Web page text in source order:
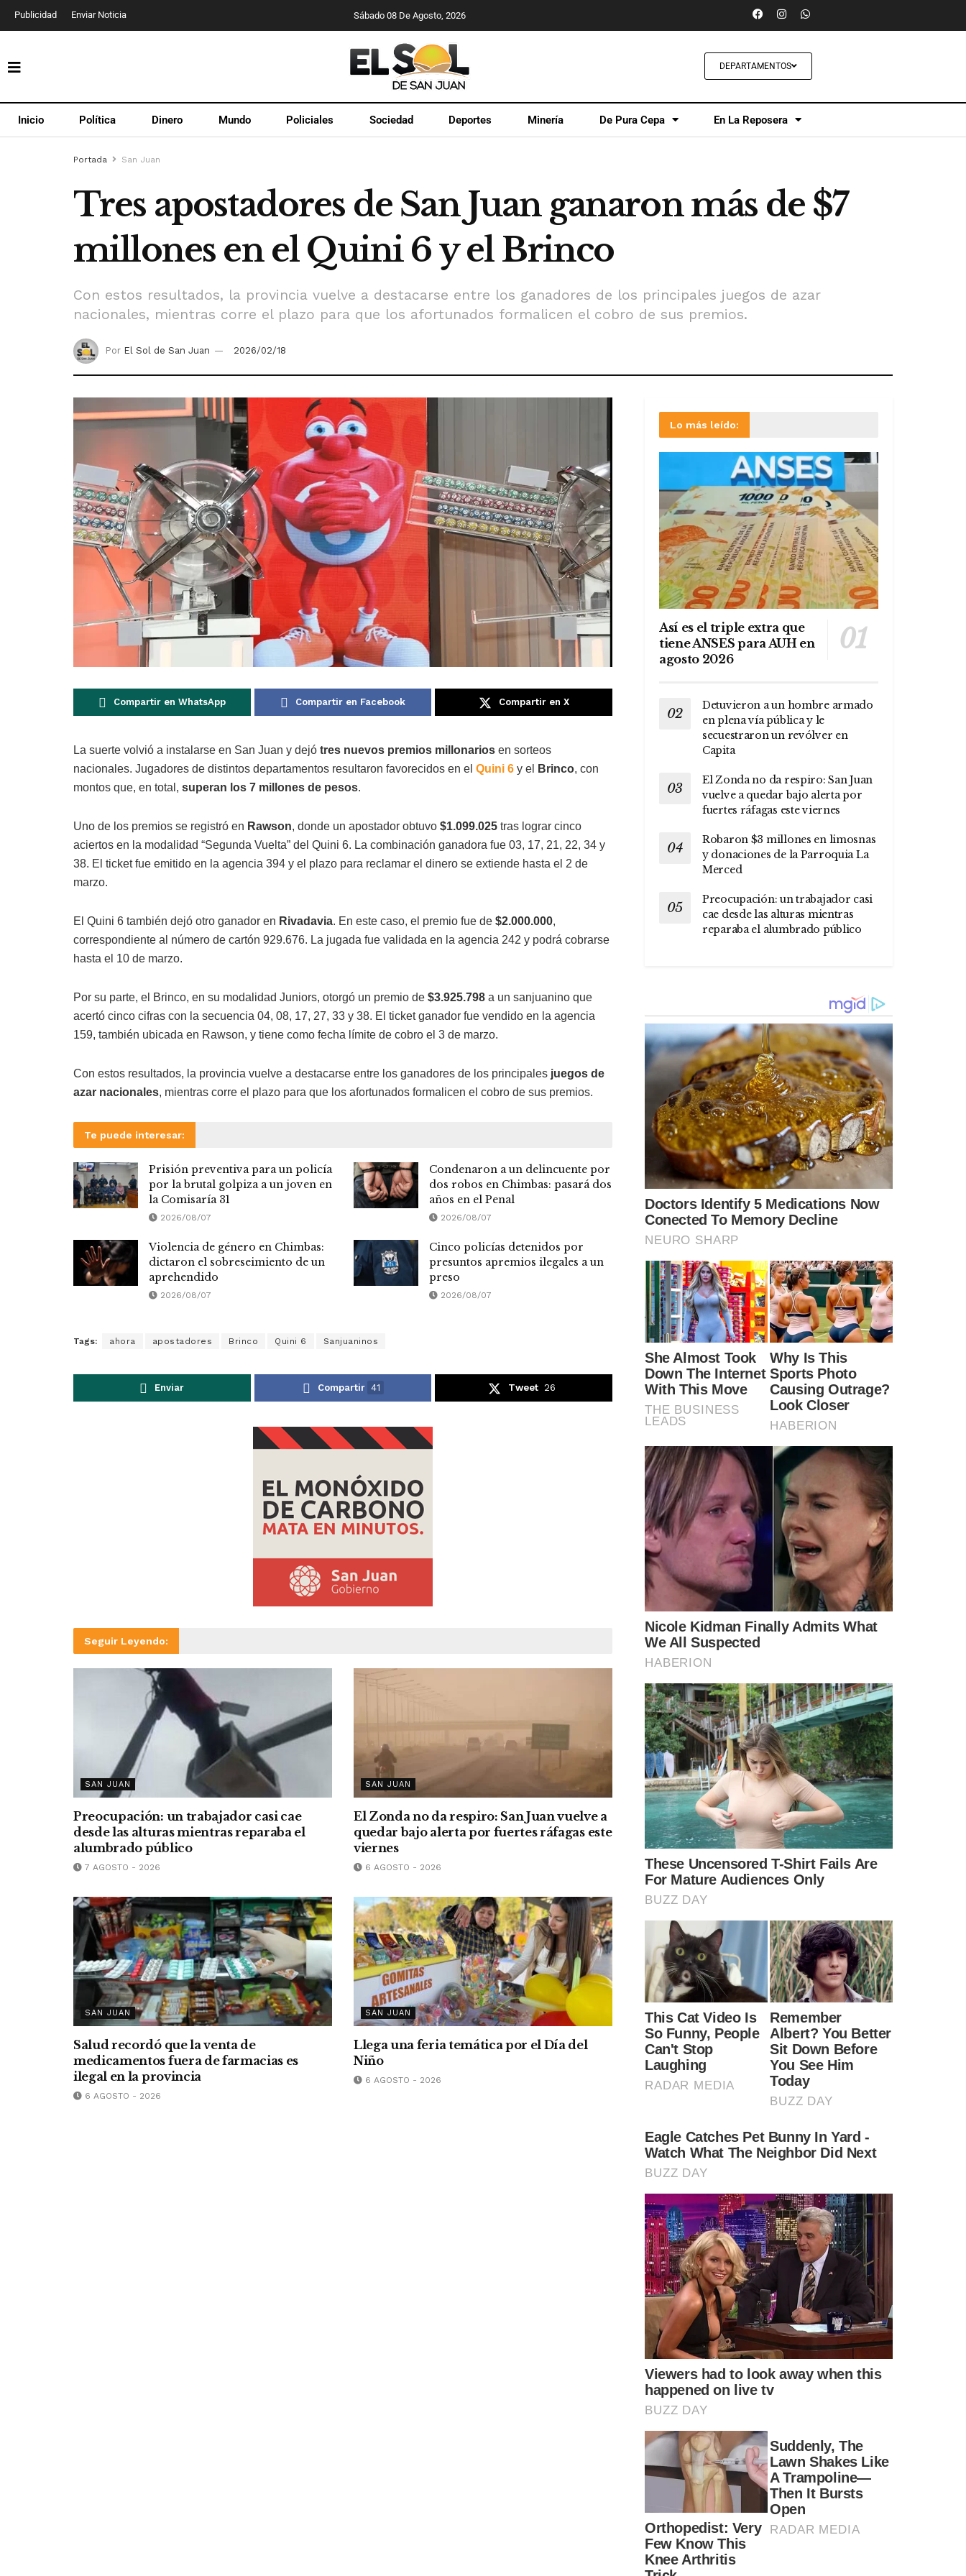
Publicidad Enviar Noticia Sábado 08 De Agosto, 2026
DEPARTAMENTOS
Inicio Política Dinero Mundo Policiales Sociedad Deportes Minería De Pura Cepa En La Reposera
Portada San Juan
Tres apostadores de San Juan ganaron más de $7
millones en el Quini 6 y el Brinco
Con estos resultados, la provincia vuelve a destacarse entre los ganadores de los principales juegos de azar
nacionales, mientras corre el plazo para que los afortunados formalicen el cobro de sus premios.
Por El Sol de San Juan 2026/02/18
Compartir en WhatsApp Compartir en Facebook Compartir en X
La suerte volvió a instalarse en San Juan y dejó tres nuevos premios millonarios en sorteos
nacionales. Jugadores de distintos departamentos resultaron favorecidos en el Quini 6 y el Brinco, con
montos que, en total, superan los 7 millones de pesos.
Uno de los premios se registró en Rawson, donde un apostador obtuvo $1.099.025 tras lograr cinco
aciertos en la modalidad “Segunda Vuelta” del Quini 6. La combinación ganadora fue 03, 17, 21, 22, 34 y
38. El ticket fue emitido en la agencia 394 y el plazo para reclamar el dinero se extiende hasta el 2 de
marzo.
El Quini 6 también dejó otro ganador en Rivadavia. En este caso, el premio fue de $2.000.000,
correspondiente al número de cartón 929.676. La jugada fue validada en la agencia 242 y podrá cobrarse
hasta el 10 de marzo.
Por su parte, el Brinco, en su modalidad Juniors, otorgó un premio de $3.925.798 a un sanjuanino que
acertó cinco cifras con la secuencia 04, 08, 17, 27, 33 y 38. El ticket ganador fue vendido en la agencia
159, también ubicada en Rawson, y tiene como fecha límite de cobro el 3 de marzo.
Con estos resultados, la provincia vuelve a destacarse entre los ganadores de los principales juegos de
azar nacionales, mientras corre el plazo para que los afortunados formalicen el cobro de sus premios.
Te puede interesar:
Prisión preventiva para un policía
por la brutal golpiza a un joven en
la Comisaría 31
2026/08/07
Condenaron a un delincuente por
dos robos en Chimbas: pasará dos
años en el Penal
2026/08/07
Violencia de género en Chimbas:
dictaron el sobreseimiento de un
aprehendido
2026/08/07
Cinco policías detenidos por
presuntos apremios ilegales a un
preso
2026/08/07
Tags: ahora apostadores Brinco Quini 6 Sanjuaninos
Enviar Compartir 41 Tweet 26
Seguir Leyendo:
SAN JUAN
Preocupación: un trabajador casi cae
desde las alturas mientras reparaba el
alumbrado público
7 AGOSTO - 2026
SAN JUAN
El Zonda no da respiro: San Juan vuelve a
quedar bajo alerta por fuertes ráfagas este
viernes
6 AGOSTO - 2026
SAN JUAN
Salud recordó que la venta de
medicamentos fuera de farmacias es
ilegal en la provincia
6 AGOSTO - 2026
SAN JUAN
Llega una feria temática por el Día del
Niño
6 AGOSTO - 2026
Lo más leído:
Así es el triple extra que
tiene ANSES para AUH en
agosto 2026
Detuvieron a un hombre armado
en plena vía pública y le
secuestraron un revólver en
Capita
El Zonda no da respiro: San Juan
vuelve a quedar bajo alerta por
fuertes ráfagas este viernes
Robaron $3 millones en limosnas
y donaciones de la Parroquia La
Merced
Preocupación: un trabajador casi
cae desde las alturas mientras
reparaba el alumbrado público